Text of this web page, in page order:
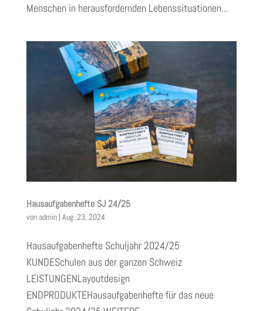
Menschen in herausfordernden Lebenssituationen...
Hausaufgabenhefte SJ 24/25
von admin| Aug. 23, 2024
Hausaufgabenhefte Schuljahr 2024/25
KUNDESchulen aus der ganzen Schweiz
LEISTUNGENLayoutdesign
ENDPRODUKTEHausaufgabenhefte für das neue